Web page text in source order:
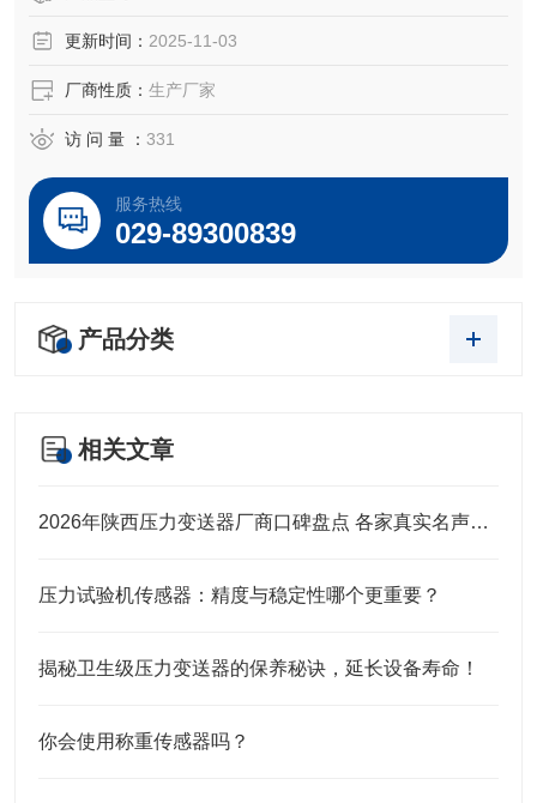
称、定量包装系统。
更新时间： 2025-11-03
厂商性质： 生产厂家
访 问 量 ： 331
服务热线
029-89300839
产品分类
相关文章
2026年陕西压力变送器厂商口碑盘点 各家真实名声实力全解析
压力试验机传感器：精度与稳定性哪个更重要？
揭秘卫生级压力变送器的保养秘诀，延长设备寿命！
你会使用称重传感器吗？